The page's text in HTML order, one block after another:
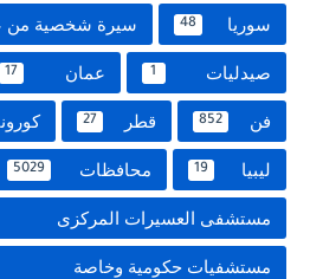
سوريا 48 سيرة شخصية من
صيدليات 1 عمان 17
فن 852 قطر 27
ليبيا 19 محافظات 5029
مستشفى العسيرات المركزى
مستشفيات حكومية وخاصة